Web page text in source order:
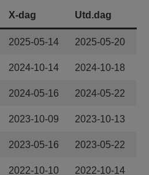
X-dag Utd.dag
2025-05-14 2025-05-20
2024-10-14 2024-10-18
2024-05-16 2024-05-22
2023-10-09 2023-10-13
2023-05-16 2023-05-22
2022-10-10 2022-10-14